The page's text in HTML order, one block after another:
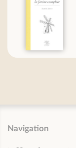
Navigation